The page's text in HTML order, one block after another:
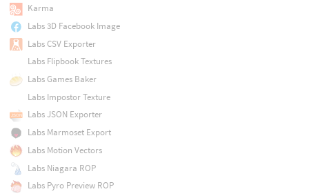
Karma
Labs 3D Facebook Image
Labs CSV Exporter
Labs Flipbook Textures
Labs Games Baker
Labs Impostor Texture
Labs JSON Exporter
Labs Marmoset Export
Labs Motion Vectors
Labs Niagara ROP
Labs Pyro Preview ROP